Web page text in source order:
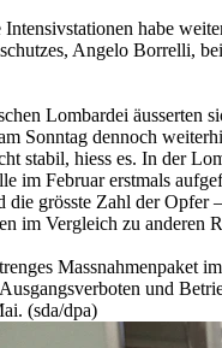
habe
Angelo Borrelli,
Lombardei äusserten
Sonntag dennoch
stabil, hiess es. In der
im Februar erstmals
die grösste Zahl der Opfer
im Vergleich zu anderen
Massnahmenpaket
und
(sda/dpa)